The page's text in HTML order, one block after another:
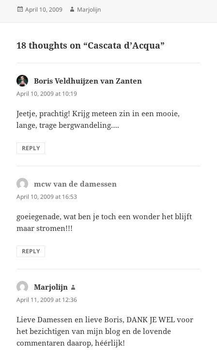
Posted
April 10, 2009 Author
Marjolijn
18 thoughts on “Cascata d’Acqua”
Boris Veldhuijzen van Zanten
April 10, 2009 at 10:19
Jeetje, prachtig! Krijg meteen zin in een mooie,
lange, trage bergwandeling….
REPLY
mcw van de damessen
April 10, 2009 at 16:53
goeiegenade, wat ben je toch een wonder het blijft
maar stromen!!!
REPLY
Marjolijn
April 11, 2009 at 12:36
Lieve Damessen en lieve Boris, DANK JE WEL voor
het bezichtigen van mijn blog en de lovende
commentaren daarop, héérlijk!